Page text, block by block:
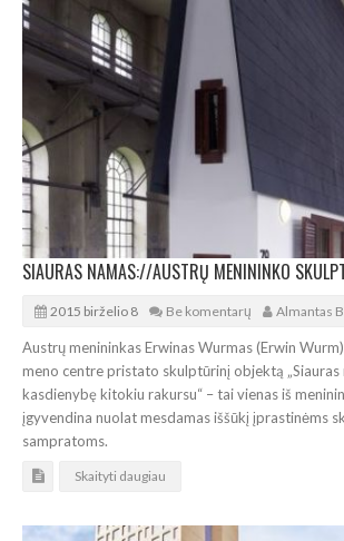
2015 birželio 8 Be komentarų Almantas
Austrų menininkas Erwinas Wurmas (Erwin
meno centre pristato skulptūrinį objektą „Siauras
kasdienybę kitokiu rakursu“ – tai vienas iš
įgyvendina nuolat mesdamas iššūkį įprastinėms
sampratoms.
Skaityti daugiau